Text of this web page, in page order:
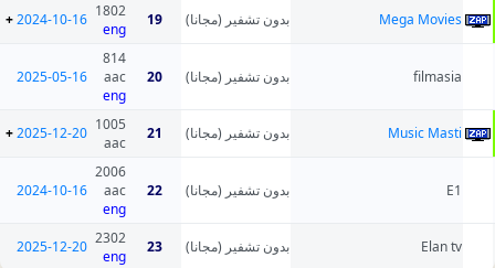
Mega Movies بدون تشفير (مجانا) 19
1802
eng
2024-10-16
+
filmasia بدون تشفير (مجانا) 20
814
aac
eng
2025-05-16
Music Masti بدون تشفير (مجانا) 21
1005
aac
2025-12-20
+
E1 بدون تشفير (مجانا) 22
2006
aac
eng
2024-10-16
Elan tv بدون تشفير (مجانا) 23
2302
eng
2025-12-20